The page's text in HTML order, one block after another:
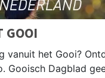
GOOI
vanuit het Gooi?
Gooisch Dagblad